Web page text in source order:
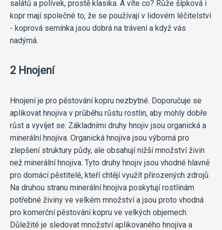
salátů a polívek, prostě klasika. A víte co? Růže šípková i
kopr mají společné to, že se používají v lidovém léčitelství
- koprová semínka jsou dobrá na trávení a když vás
nadýmá.
2 Hnojení
Hnojení je pro pěstování kopru nezbytné. Doporučuje se
aplikovat hnojiva v průběhu růstu rostlin, aby mohly dobře
růst a vyvíjet se. Základními druhy hnojiv jsou organická a
minerální hnojiva. Organická hnojiva jsou výborná pro
zlepšení struktury půdy, ale obsahují nižší množství živin
než minerální hnojiva. Tyto druhy hnojiv jsou vhodné hlavně
pro domácí pěstitelé, kteří chtějí využít přirozených zdrojů.
Na druhou stranu minerální hnojiva poskytují rostlinám
potřebné živiny ve velkém množství a jsou proto vhodná
pro komerční pěstování kopru ve velkých objemech.
Důležité je sledovat množství aplikovaného hnojiva a